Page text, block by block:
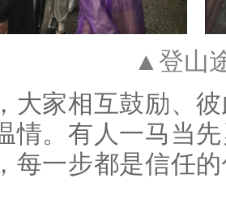
▲登山
家相互鼓励、彼
情。有人一马当
每一步都是信任